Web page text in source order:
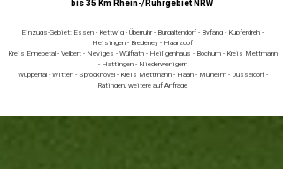
bis 35 Km Rhein-/Ruhrgebiet NRW
Einzugs-Gebiet: Essen - Kettwig - Überruhr - Burgaltendorf - Byfang - Kupferdreh -
Heisingen - Bredeney - Haarzopf
Kreis Ennepetal - Velbert - Neviges - Wülfrath - Heiligenhaus - Bochum - Kreis Mettmann
- Hattingen - Niederwenigern
Wuppertal - Witten - Sprockhövel - Kreis Mettmann - Haan - Mülheim - Düsseldorf -
Ratingen, weitere auf Anfrage